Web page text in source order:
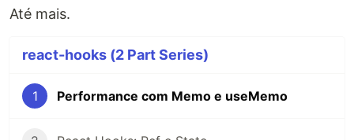
Até mais.
react-hooks (2 Part Series)
1 Performance com Memo e useMemo